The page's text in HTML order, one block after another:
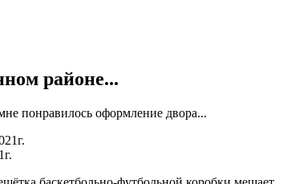
районе...
понравилось оформление двора...